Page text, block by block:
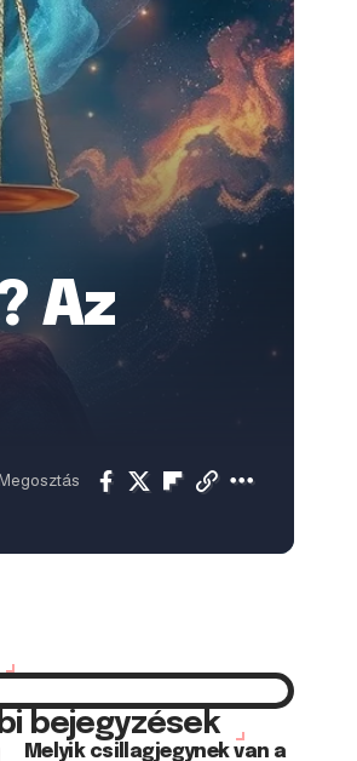
Az
Megosztás
bejegyzések
Melyik csillagjegynek van a